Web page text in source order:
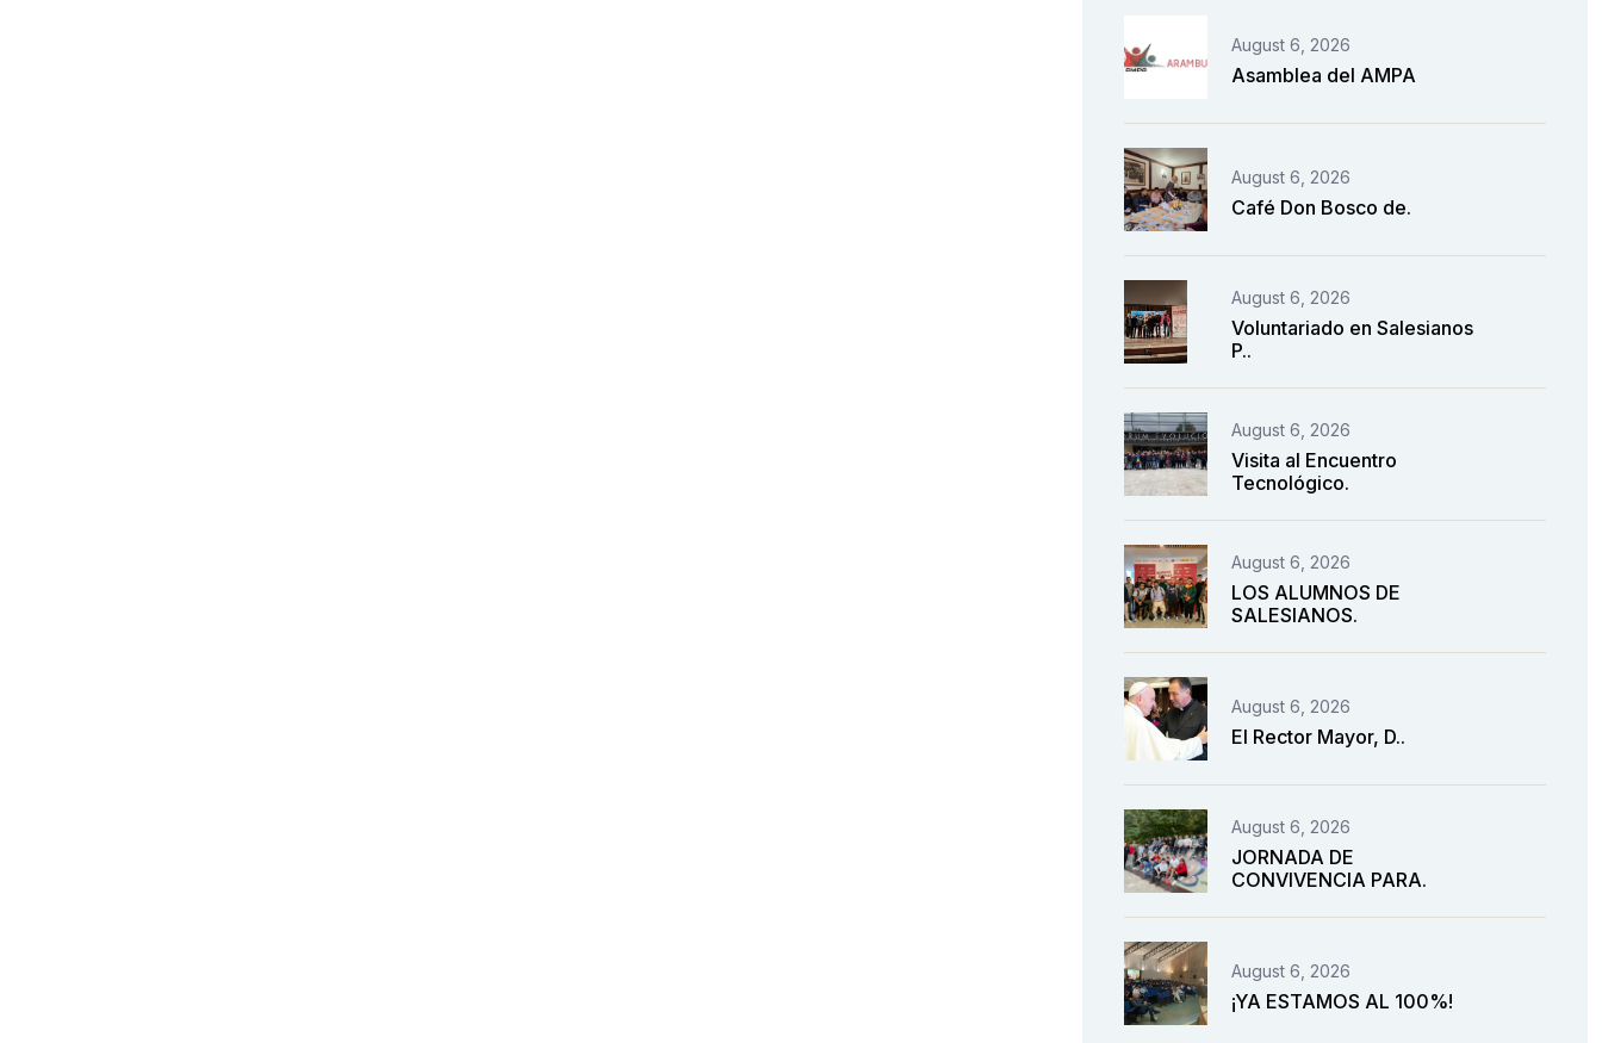
August 6, 2026
Asamblea del AMPA
August 6, 2026
Café Don Bosco de.
August 6, 2026
Voluntariado en Salesianos
P..
August 6, 2026
Visita al Encuentro
Tecnológico.
August 6, 2026
LOS ALUMNOS DE
SALESIANOS.
August 6, 2026
El Rector Mayor, D..
August 6, 2026
JORNADA DE
CONVIVENCIA PARA.
August 6, 2026
¡YA ESTAMOS AL 100%!